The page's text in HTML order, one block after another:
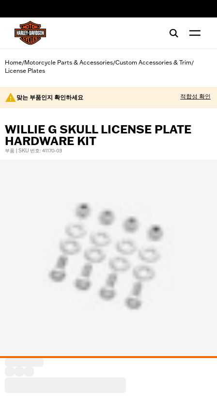
Home/Motorcycle Parts & Accessories/Custom Accessories & Trim/
License Plates
맞는 부품인지 확인하세요 적합성 확인
WILLIE G SKULL LICENSE PLATE
HARDWARE KIT
부품 | SKU 번호: 41170-03